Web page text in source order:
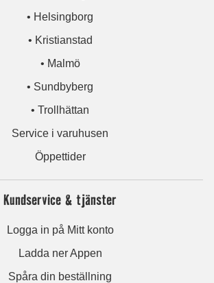
• Helsingborg
• Kristianstad
• Malmö
• Sundbyberg
• Trollhättan
Service i varuhusen
Öppettider
Kundservice & tjänster
Logga in på Mitt konto
Ladda ner Appen
Spåra din beställning